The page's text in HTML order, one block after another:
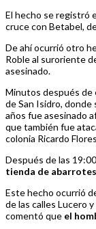
El hecho se registró
cruce con Betabel,
De ahí ocurrió otro
Roble al suroriente
asesinado.
Minutos después de
de San Isidro, donde
años fue asesinado
que también fue
colonia Ricardo
Después de las
tienda de
Este hecho ocurrió
de las calles Lucero
comentó que el